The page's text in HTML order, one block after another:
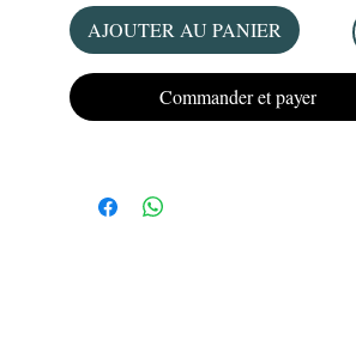
imbattable!!! De plus, sa tenue
de plusieurs semaines vous assure une
manucure impeccable pour un bon
Offrez à vos ongles un look
durable avec le vernis semi-
AJOUTER AU PANIER
Commander et payer